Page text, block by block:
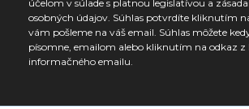
účelom v súlade s platnou legislatívou a
osobných údajov. Súhlas potvrdíte kliknutím
vám pošleme na váš email. Súhlas môžete
písomne, emailom alebo kliknutím na odkaz z
informačného emailu.